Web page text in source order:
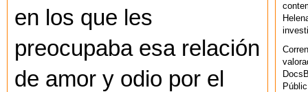
en los que les
preocupaba esa relación
de amor y odio por el